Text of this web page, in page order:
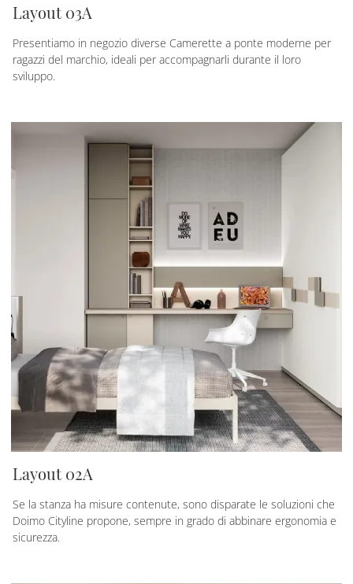
Layout 03A
Presentiamo in negozio diverse Camerette a ponte moderne per
ragazzi del marchio, ideali per accompagnarli durante il loro
sviluppo.
Layout 02A
Se la stanza ha misure contenute, sono disparate le soluzioni che
Doimo Cityline propone, sempre in grado di abbinare ergonomia e
sicurezza.